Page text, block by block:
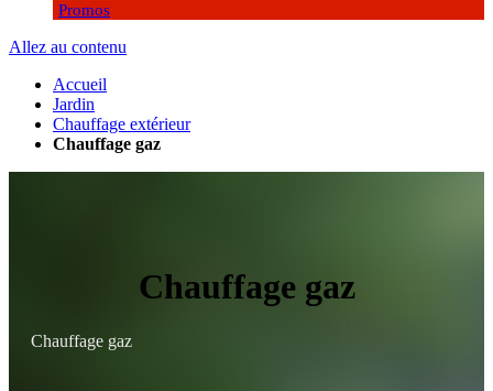
Promos
Allez au contenu
Accueil
Jardin
Chauffage extérieur
Chauffage gaz
Chauffage gaz
Chauffage gaz